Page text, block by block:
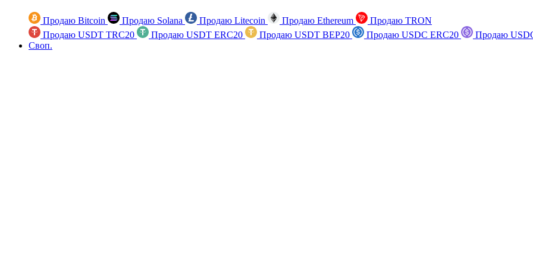
Продаю Bitcoin Продаю Solana Продаю Litecoin Продаю Ethereum
Продаю TRON
Продаю USDT TRC20
Продаю USDT ERC20 Продаю USDT BEP20 Продаю USDC ERC20
Продаю
Своп.